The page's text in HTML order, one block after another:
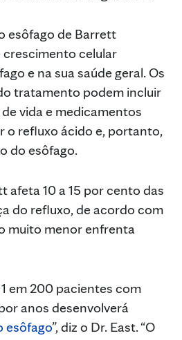
esôfago de Barrett
celular
e na sua saúde geral. Os
tratamento podem incluir
vida e medicamentos
o refluxo ácido e, portanto,
do esôfago.
afeta 10 a 15 por cento das
do refluxo, de acordo com
muito menor enfrenta
em 200 pacientes com
anos desenvolverá
esôfago”, diz o Dr. East. “O